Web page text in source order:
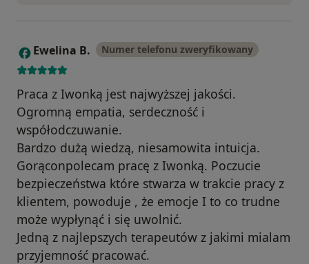
E Ewelina B. Numer telefonu zweryfikowany
Praca z Iwonką jest najwyższej jakości.
Ogromną empatia, serdeczność i
współodczuwanie.
Bardzo dużą wiedzą, niesamowita intuicja.
Gorąconpolecam pracę z Iwonką. Poczucie
bezpieczeństwa które stwarza w trakcie pracy z
klientem, powoduje , że emocje I to co trudne
może wypłynąć i się uwolnić.
Jedną z najlepszych terapeutów z jakimi mialam
przyjemność pracować.